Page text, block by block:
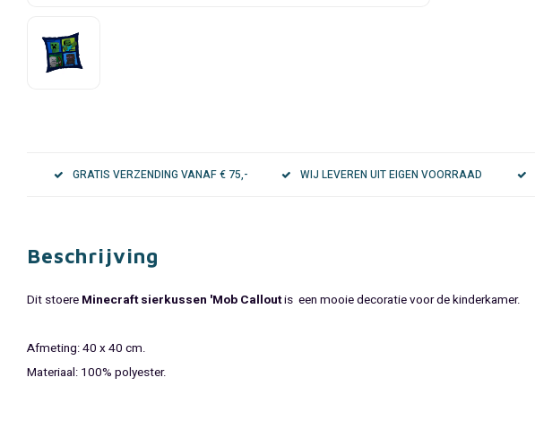
GRATIS VERZENDING VANAF € 75,- WIJ LEVEREN UIT EIGEN VOORRAAD
Beschrijving
Dit stoere Minecraft sierkussen 'Mob Calloutis een mooie decoratie voor de kinderkamer.
Afmeting: 40 x 40 cm.
Materiaal: 100% polyester.